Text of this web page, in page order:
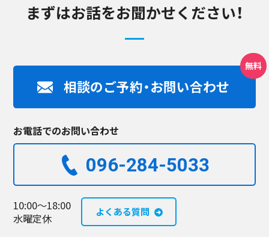
まずはお話をお聞かせください！
相談のご予約・お問い合わせ
お電話でのお問い合わせ
096-284-5033​
10:00～18:00
水曜定休
よくある質問